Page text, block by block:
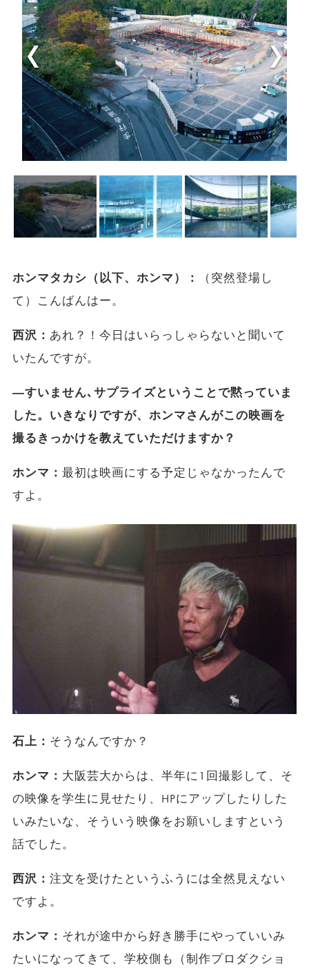
ホンマタカシ（以下、ホンマ）：
（突然登場し
て）こんばんはー。
西沢： あれ？！今日はいらっしゃらないと聞いて
いたんですが。
―すいません､サプライズということで黙っていま
した。いきなりですが、ホンマさんがこの映画を
撮るきっかけを教えていただけますか？
ホンマ： 最初は映画にする予定じゃなかったんで
すよ。
石上： そうなんですか？
ホンマ： 大阪芸大からは、半年に1回撮影して、そ
の映像を学生に見せたり、HPにアップしたりした
いみたいな、そういう映像をお願いしますという
話でした。
西沢： 注文を受けたというふうには全然見えない
ですよ。
ホンマ： それが途中から好き勝手にやっていいみ
たいになってきて、学校側も（制作プロダクショ